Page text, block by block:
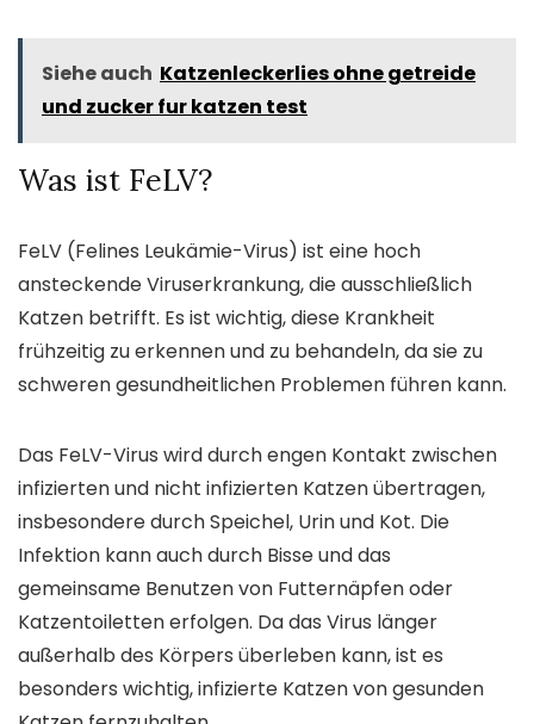
Siehe auch Katzenleckerlies ohne getreide
und zucker fur katzen test
Was ist FeLV?
FeLV (Felines Leukämie-Virus) ist eine hoch
ansteckende Viruserkrankung, die ausschließlich
Katzen betrifft. Es ist wichtig, diese Krankheit
frühzeitig zu erkennen und zu behandeln, da sie zu
schweren gesundheitlichen Problemen führen kann.
Das FeLV-Virus wird durch engen Kontakt zwischen
infizierten und nicht infizierten Katzen übertragen,
insbesondere durch Speichel, Urin und Kot. Die
Infektion kann auch durch Bisse und das
gemeinsame Benutzen von Futternäpfen oder
Katzentoiletten erfolgen. Da das Virus länger
außerhalb des Körpers überleben kann, ist es
besonders wichtig, infizierte Katzen von gesunden